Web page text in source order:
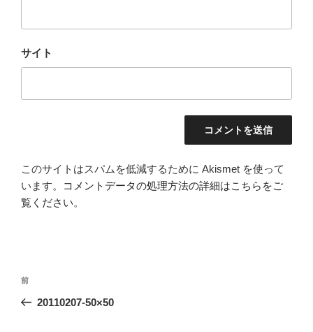
サイト
このサイトはスパムを低減するために Akismet を使って
います。
コメントデータの処理方法の詳細はこちらをご
覧ください。
投
ナ
前
の
前
20110207-50×50